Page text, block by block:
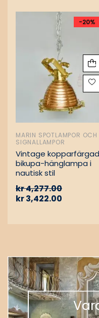
-20%
MARIN SPOTLAMPOR OCH
SIGNALLAMPOR
Vintage kopparfärgad
bikupa-hänglampa i
nautisk stil
kr4,277.00
kr3,422.00